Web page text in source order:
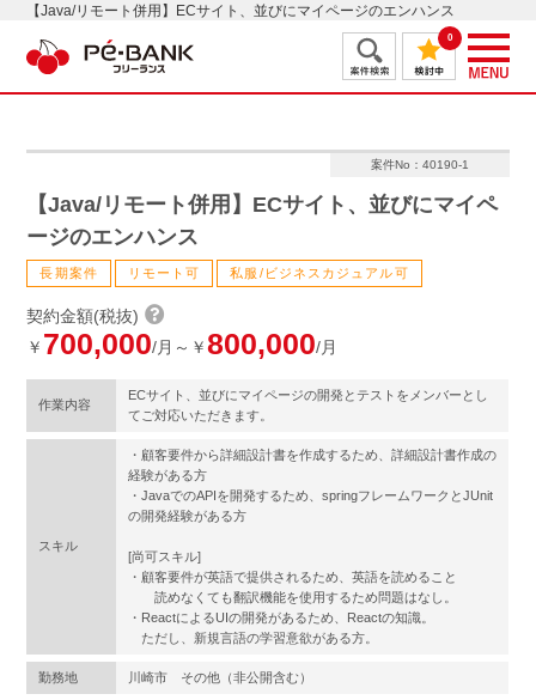
【Java/リモート併用】ECサイト、並びにマイページのエンハンス
0
案件No：40190-1
【Java/リモート併用】ECサイト、並びにマイペ
ージのエンハンス
長期案件 リモート可 私服/ビジネスカジュアル可
契約金額(税抜)
￥ 700,000/月～￥800,000/月
作業内容
ECサイト、並びにマイページの開発とテストをメンバーとし
てご対応いただきます。
スキル
・顧客要件から詳細設計書を作成するため、詳細設計書作成の
経験がある方
・JavaでのAPIを開発するため、springフレームワークとJUnit
の開発経験がある方
[尚可スキル]
・顧客要件が英語で提供されるため、英語を読めること
読めなくても翻訳機能を使用するため問題はなし。
・ReactによるUIの開発があるため、Reactの知識。
ただし、新規言語の学習意欲がある方。
勤務地 川崎市 その他（非公開含む）